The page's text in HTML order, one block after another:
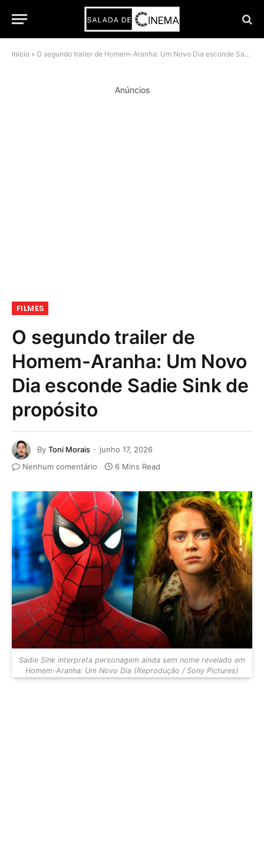
Início » O segundo trailer de Homem-Aranha: Um Novo Dia esconde Sadie Sink de propósito
Anúncios
FILMES
O segundo trailer de
Homem-Aranha: Um Novo
Dia esconde Sadie Sink de
propósito
By Toni Morais
junho 17, 2026
Nenhum comentário
6 Mins Read
Sadie Sink interpreta personagem ainda sem nome revelado em
Homem-Aranha: Um Novo Dia (Reprodução / Sony Pictures)